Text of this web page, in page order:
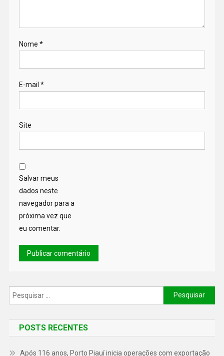
Nome *
E-mail *
Site
Salvar meus
dados neste
navegador para a
próxima vez que
eu comentar.
POSTS RECENTES
Após 116 anos, Porto Piauí inicia operações com exportação